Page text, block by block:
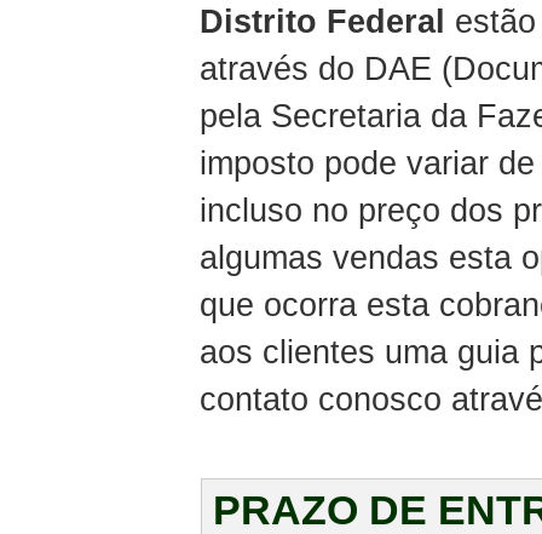
Distrito Federal
através do DAE
pela Secretaria da
imposto pode variar
incluso no preço dos
algumas vendas esta
que ocorra esta
aos clientes uma guia
contato conosco
PRAZO DE